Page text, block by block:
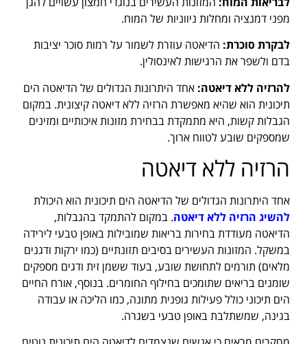
מפני דמנציה ומחלות ניווניות של המוח.
לבקרת סוכרת: הדיאטה עוזרת לשמור על רמות סוכר יציבות
בדם ולשפר את הרגישות לאינסולין.
להרזיה ללא דיאטה: אחד היתרונות הגדולים של הדיאטה הים
תיכונית הוא שהיא מאפשרת הרזיה ללא דיאטה קיצונית. במקום
הגבלות קשות, היא מתמקדת בבחירת מזונות איכותיים ומזינים
שמספקים שובע לטווח ארוך.
הרזיה ללא דיאטה
אחד היתרונות הגדולים של הדיאטה הים תיכונית הוא היכולת
להשיג הרזיה ללא דיאטה. במקום להתמקד בהגבלות,
הדיאטה מעודדת בחירות בריאות שמובילות באופן טבעי לירידה
במשקל. המזונות העשירים בסיבים תזונתיים (כמו ירקות ודגנים
מלאים) תורמים לתחושת שובע, בעוד ששמן זית ודגים מספקים
שומנים בריאים שתומכים בחילוף החומרים. בנוסף, אורח החיים
הים תיכוני כולל פעילות גופנית מתונה, כמו הליכה או עבודה
בגינה, שמשתלבת באופן טבעי בשגרה.